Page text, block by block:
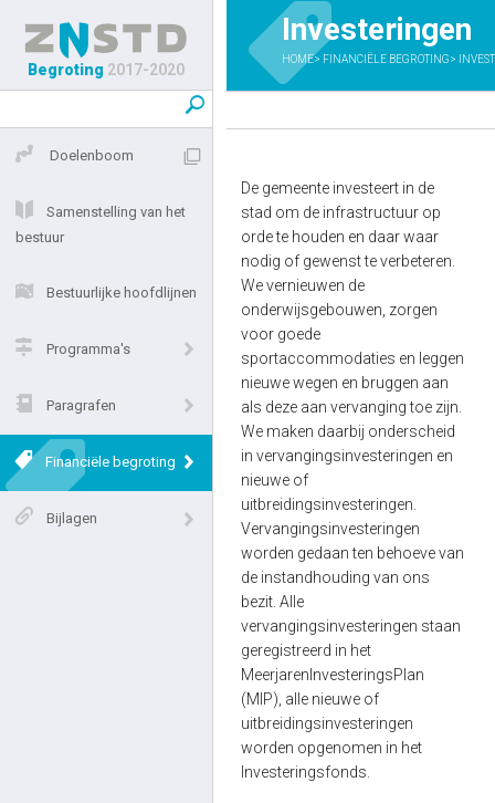
Begroting 2017-2020
Doelenboom
Samenstelling van het
bestuur
Bestuurlijke hoofdlijnen
Programma's
Paragrafen
Financiële begroting
Bijlagen
Investeringen
HOME FINANCIËLE BEGROTING
De gemeente investeert in de
stad om de infrastructuur op
orde te houden en daar waar
nodig of gewenst te verbeteren.
We vernieuwen de
onderwijsgebouwen, zorgen
voor goede
sportaccommodaties en leggen
nieuwe wegen en bruggen aan
als deze aan vervanging toe zijn.
We maken daarbij onderscheid
in vervangingsinvesteringen en
nieuwe of
uitbreidingsinvesteringen.
Vervangingsinvesteringen
worden gedaan ten behoeve van
de instandhouding van ons
bezit. Alle
vervangingsinvesteringen staan
geregistreerd in het
MeerjarenInvesteringsPlan
(MIP), alle nieuwe of
uitbreidingsinvesteringen
worden opgenomen in het
Investeringsfonds.